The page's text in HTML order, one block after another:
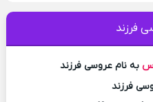
فرزند
به نام عروسی فرزند
فرزند